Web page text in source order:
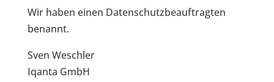
Wir haben einen Datenschutzbeauftragten
benannt.
Sven Weschler
Iqanta GmbH